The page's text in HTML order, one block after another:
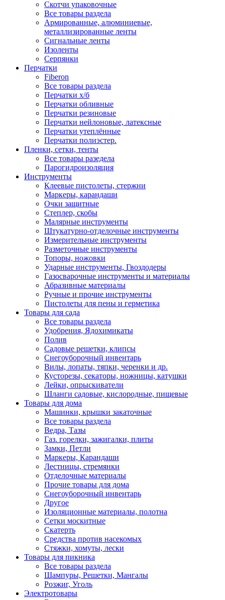
Скотчи упаковочные
Все товары раздела
Армированные, алюминиевые,
металлизированные ленты
Сигнальные ленты
Изоленты
Серпянки
Перчатки
Fiberon
Все товары раздела
Перчатки х/б
Перчатки обливные
Перчатки резиновые
Перчатки нейлоновые, латексные
Перчатки утеплённые
Перчатки полиэстер.
Пленки, сетки, тенты
Все товары разедела
Парогидроизоляция
Инструменты
Клеевые пистолеты, стержни
Маркеры, карандаши
Очки защитные
Степлер, скобы
Малярные инструменты
Штукатурно-отделочные инструменты
Измерительные инструменты
Разметочные инструменты
Топоры, ножовки
Ударные инструменты, Гвоздодеры
Газосварочные инструменты и материалы
Абразивные материалы
Ручные и прочие инструменты
Пистолеты для пены и герметика
Товары для сада
Все товары раздела
Удобрения, Ядохимикаты
Полив
Садовые решетки, клипсы
Снегоуборочный инвентарь
Вилы, лопаты, тяпки, черенки и др.
Кусторезы, секаторы, ножницы, катушки
Лейки, опрыскиватели
Шланги садовые, кислородные, пищевые
Товары для дома
Машинки, крышки закаточные
Все товары раздела
Ведра, Тазы
Газ. горелки, зажигалки, плиты
Замки, Петли
Маркеры, Карандаши
Лестницы, стремянки
Отделочные материалы
Прочие товары для дома
Снегоуборочный инвентарь
Другое
Изоляционные материалы, полотна
Сетки москитные
Скатерть
Средства против насекомых
Стяжки, хомуты, лески
Товары для пикника
Все товары раздела
Шампуры, Решетки, Мангалы
Розжиг, Уголь
Электротовары